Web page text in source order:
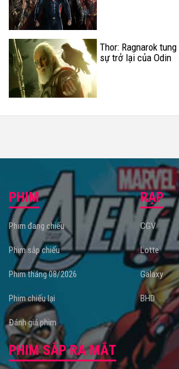
Thor: Ragnarok
sự trở lại của Odin
PHIM
Phim đang chiếu
Phim sắp chiếu
Phim tháng 08/2026
Phim chiếu lại
Đánh giá phim
RẠP
CGV
Lotte
Galaxy
BHD
PHIM SẮP RA MẮT